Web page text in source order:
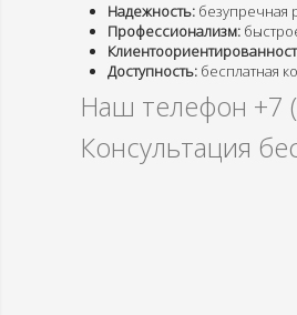
Надежность: безупречная
Профессионализм:
Доступность: бесплатная
Наш телефон +7
Консультация